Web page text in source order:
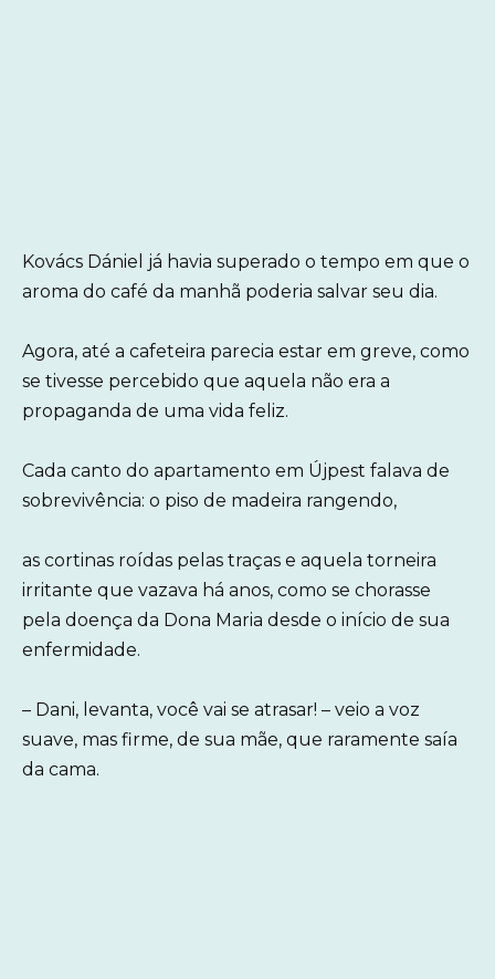
Kovács Dániel já havia superado o tempo em que o
aroma do café da manhã poderia salvar seu dia.
Agora, até a cafeteira parecia estar em greve, como
se tivesse percebido que aquela não era a
propaganda de uma vida feliz.
Cada canto do apartamento em Újpest falava de
sobrevivência: o piso de madeira rangendo,
as cortinas roídas pelas traças e aquela torneira
irritante que vazava há anos, como se chorasse
pela doença da Dona Maria desde o início de sua
enfermidade.
– Dani, levanta, você vai se atrasar! – veio a voz
suave, mas firme, de sua mãe, que raramente saía
da cama.